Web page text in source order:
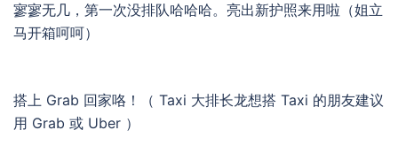
寥寥无几，第一次没排队哈哈哈。亮出新护照来用啦（姐立
马开箱呵呵）
搭上 Grab 回家咯！（ Taxi 大排长龙想搭 Taxi 的朋友建议
用 Grab 或 Uber ）